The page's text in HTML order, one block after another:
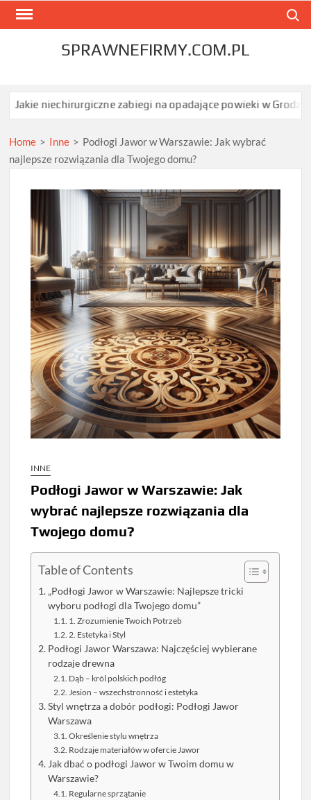
Skip
SPRAWNEFIRMY.COM.PL
zabiegi na opadające powieki w Grodzisku
Home > Inne > Podłogi Jawor w Warszawie: Jak wybrać
najlepsze rozwiązania dla Twojego domu?
INNE
Podłogi Jawor w Warszawie: Jak
wybrać najlepsze rozwiązania dla
Twojego domu?
Table of Contents
„Podłogi Jawor w Warszawie: Najlepsze tricki
wyboru podłogi dla Twojego domu”
1. Zrozumienie Twoich Potrzeb
2. Estetyka i Styl
Podłogi Jawor Warszawa: Najczęściej wybierane
rodzaje drewna
Dąb – król polskich podłóg
Jesion – wszechstronność i estetyka
Styl wnętrza a dobór podłogi: Podłogi Jawor
Warszawa
Określenie stylu wnętrza
Rodzaje materiałów w ofercie Jawor
Jak dbać o podłogi Jawor w Twoim domu w
Warszawie?
Regularne sprzątanie